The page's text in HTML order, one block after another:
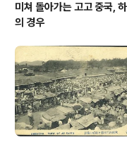
미쳐 돌아가는 고고 중국,
의 경우